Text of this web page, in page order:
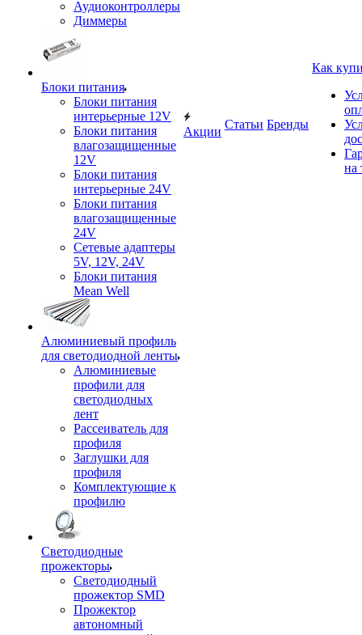
Аудиоконтроллеры
Диммеры
Блоки питания
Блоки питания
интерьерные 12V
Блоки питания
влагозащищенные
12V
Блоки питания
интерьерные 24V
Блоки питания
влагозащищенные
24V
Сетевые адаптеры
5V, 12V, 24V
Блоки питания
Mean Well
Алюминиевый профиль
для светодиодной ленты
Алюминиевые
профили для
светодиодных
лент
Рассеиватель для
профиля
Заглушки для
профиля
Комплектующие к
профилю
Светодиодные
прожекторы
Светодиодный
прожектор SMD
Прожектор
автономный
Акции
Статьи Бренды
Как
на